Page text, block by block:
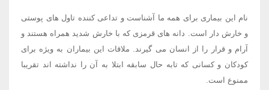
نام این بیماری برای همه ما آشناست و تداعی کننده تاول های پوستی
و خارش دار است. دانه های قرمزی که با خارش شدید همراه هستند و
آرام و قرار را از انسان می گیرند. ملاقات این بیماران به ویژه برای
کودکان و کسانی که تابه حال سابقه ابتلا به آن را نداشته اند تقریبا
ممنوع است.